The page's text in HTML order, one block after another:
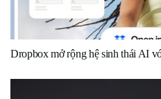
Dropbox mở rộng hệ sinh thái AI